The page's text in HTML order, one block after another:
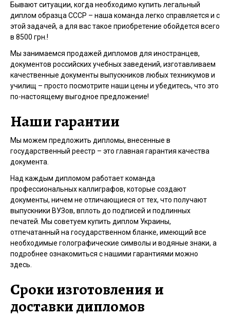
Бывают ситуации, когда необходимо купить легальный
диплом образца СССР – наша команда легко справляется и с
этой задачей, а для вас такое приобретение обойдется всего
в 8500 грн.!
Мы занимаемся продажей дипломов для иностранцев,
документов российских учебных заведений, изготавливаем
качественные документы выпускников любых техникумов и
училищ – просто посмотрите наши цены и убедитесь, что это
по-настоящему выгодное предложение!
Наши гарантии
Мы можем предложить дипломы, внесенные в
государственный реестр – это главная гарантия качества
документа.
Над каждым дипломом работает команда
профессиональных каллиграфов, которые создают
документы, ничем не отличающиеся от тех, что получают
выпускники ВУЗов, вплоть до подписей и подлинных
печатей. Мы советуем купить диплом Украины,
отпечатанный на государственном бланке, имеющий все
необходимые голографические символы и водяные знаки, а
подробнее ознакомиться с нашими гарантиями можно
здесь.
Сроки изготовления и
доставки дипломов